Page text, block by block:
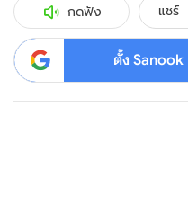
กดฟัง แชร์
ตั้ง Sanook